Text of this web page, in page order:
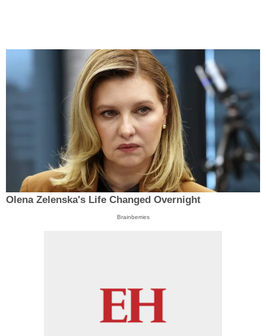
Olena Zelenska's Life Changed Overnight
Brainberries